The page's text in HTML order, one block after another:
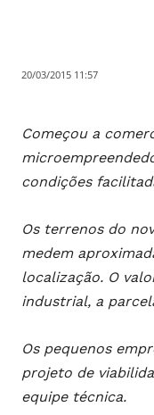
20/03/2015 11:57
Começou a
condições
Os terrenos do
medem
localização. O
industrial, a
Os pequenos
projeto de
equipe técnica.